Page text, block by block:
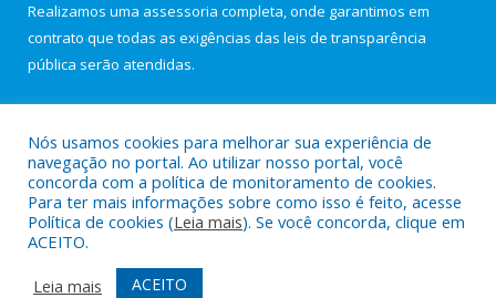
Realizamos uma assessoria completa, onde garantimos em
contrato que todas as exigências das leis de transparência
pública serão atendidas.
Todos os direitos reservados a Câmara Municipal de Maracanã.
Mapa do Site
Acessar Área Administrativa
Nós usamos cookies para melhorar sua experiência de
navegação no portal. Ao utilizar nosso portal, você
concorda com a política de monitoramento de cookies.
Para ter mais informações sobre como isso é feito, acesse
Política de cookies (Leia mais). Se você concorda, clique em
ACEITO.
Leia mais
ACEITO